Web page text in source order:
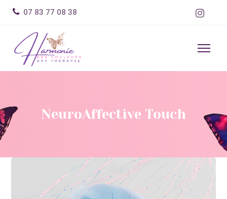
07 83 77 08 38
NeuroAffective Touch